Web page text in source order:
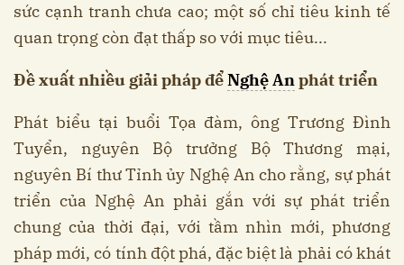
sức cạnh tranh chưa cao; một số chỉ tiêu kinh tế
quan trọng còn đạt thấp so với mục tiêu...
Đề xuất nhiều giải pháp đểNghệ Anphát triển
Phát biểu tại buổi Tọa đàm, ông Trương Đình
Tuyển, nguyên Bộ trưởng Bộ Thương mại,
nguyên Bí thư Tỉnh ủy Nghệ An cho rằng, sự phát
triển của Nghệ An phải gắn với sự phát triển
chung của thời đại, với tầm nhìn mới, phương
pháp mới, có tính đột phá, đặc biệt là phải có khát